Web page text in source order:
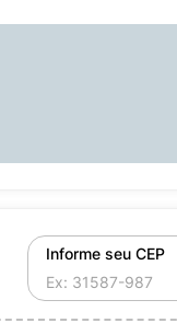
Informe seu CEP